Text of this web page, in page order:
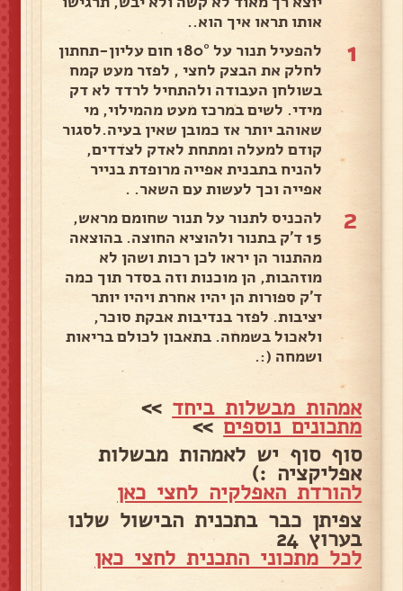
אותו תראו איך הוא..
1
להפעיל תנור על 180° חום עליון-תחתון
לחלק את הבצק לחצי , לפזר מעט קמח
בשולחן העבודה ולהתחיל לרדד לא דק
מידי. לשים במרכז מעט מהמילוי, מי
שאוהב יותר אז כמובן שאין בעיה.לסגור
קודם למעלה ומתחת לאדק לצדדים,
להניח בתבנית אפייה מרופדת בנייר
אפייה וכך לעשות עם השאר. .
2
להכניס לתנור על תנור שחומם מראש,
15 ד'ק בתנור ולהוציא החוצה. בהוצאה
מהתנור הן יראו לכן רכות ושהן לא
מוזהבות, הן מוכנות וזה בסדר תוך כמה
ד'ק ספורות הן יהיו אחרת ויהיו יותר
יציבות. לפזר בנדיבות אבקת סוכר,
ולאכול בשמחה. בתאבון לכולם בריאות
ושמחה (:.
אמהות מבשלות ביחד >>
מתכונים נוספים>>
סוף סוף יש לאמהות מבשלות
אפליקציה :)
להורדת האפלקיה לחצי כאן
צפיתן כבר בתכנית הבישול שלנו
בערוץ 24
לכל מתכוני התכנית לחצי כאן